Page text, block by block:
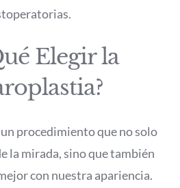
Elegir la
procedimiento que no solo
la mirada, sino que también
con nuestra apariencia.